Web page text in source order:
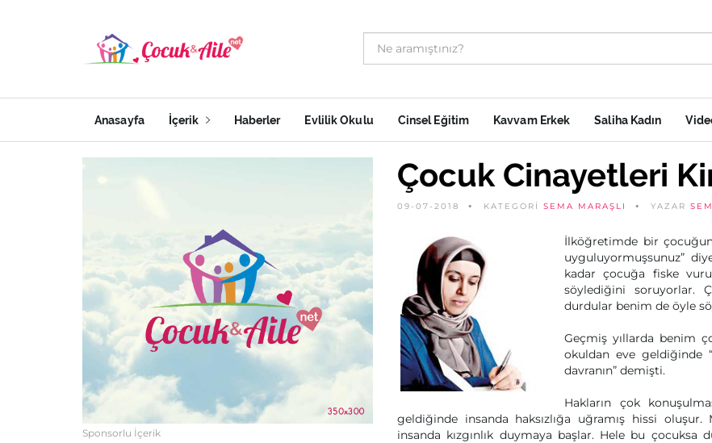
Anasayfa İçerik Haberler Evlilik Okulu Cinsel Eğitim Kavvam Erkek Saliha Kadın
Sponsorlu İçerik
Çocuk Cinayetleri
09-07-2018 KATEGORİ SEMA MARAŞLI YAZAR
İlköğretimde bir
uyguluyormuşsunuz”
kadar çocuğa fiske
söylediğini soruyorlar.
durdular benim de öyle
Geçmiş yıllarda benim
okuldan eve geldiğinde
davranın” demişti.
Hakların çok
geldiğinde insanda haksızlığa uğramış hissi
insanda kızgınlık duymaya başlar. Hele bu